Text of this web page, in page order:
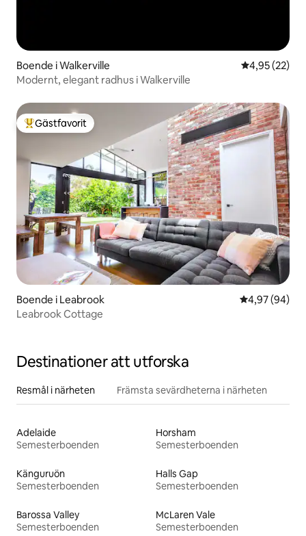
Boende i Walkerville 4,95 av 5 i
4,95 (22)
Modernt, elegant radhus i Walkerville
Populär gästfavorit
Gästfavorit
Boende i Leabrook 4,97 av 5 i
4,97 (94)
Leabrook Cottage
Destinationer att utforska
Resmål i närheten Främsta sevärdheterna i närheten
Adelaide
Semesterboenden
Horsham
Semesterboenden
Känguruön
Semesterboenden
Halls Gap
Semesterboenden
Barossa Valley
Semesterboenden
McLaren Vale
Semesterboenden